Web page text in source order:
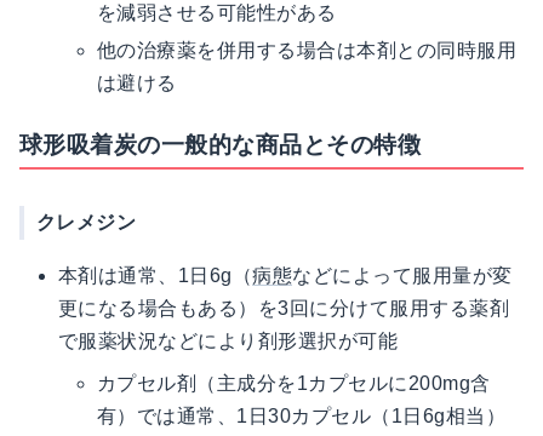
を減弱させる可能性がある
他の治療薬を併用する場合は本剤との同時服用
は避ける
球形吸着炭の一般的な商品とその特徴
クレメジン
本剤は通常、1日6g（病態などによって服用量が変
更になる場合もある）を3回に分けて服用する薬剤
で服薬状況などにより剤形選択が可能
カプセル剤（主成分を1カプセルに200mg含
有）では通常、1日30カプセル（1日6g相当）